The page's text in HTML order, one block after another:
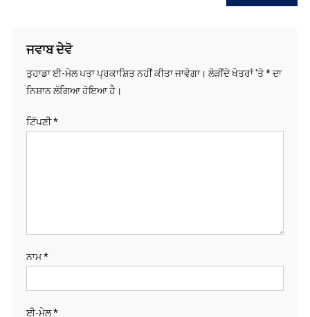
ਵੀਹ ਹਜ਼ਾਰ ਨੌਜਵਾਨਾਂ ਨੂੰ ਜਲਦ ਮਿਲੇਗੀ ਨੌਕਰੀ, ਪੰਜਾਬ ਸਰਕਾਰ ਨੇ ਵੱਖ-ਵੱਖ ਸਰਕਾਰੀ ਵਿਭਾਗਾਂ ਤੋਂ ਖਾਲੀ ਅਸਾਮੀਆਂ ਬਾਰੇ ਜਾਣਕਾਰੀ ਮੰਗੀ
ਤੁਹਾਡਾ ਈ-ਮੇਲ ਪਤਾ ਪ੍ਰਕਾਸ਼ਿਤ ਨਹੀਂ ਕੀਤਾ ਜਾਵੇਗਾ।
ਟਿੱਪਣੀ*
ਨਾਮ*